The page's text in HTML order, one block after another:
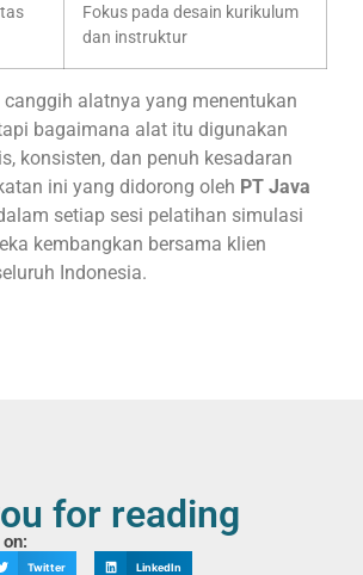
Fokus pada desain kurikulum
dan instruktur
canggih alatnya yang menentukan
bagaimana alat itu digunakan
konsisten, dan penuh kesadaran
ini yang didorong oleh PT Java
setiap sesi pelatihan simulasi
kembangkan bersama klien
Indonesia.
for reading
Twitter LinkedIn